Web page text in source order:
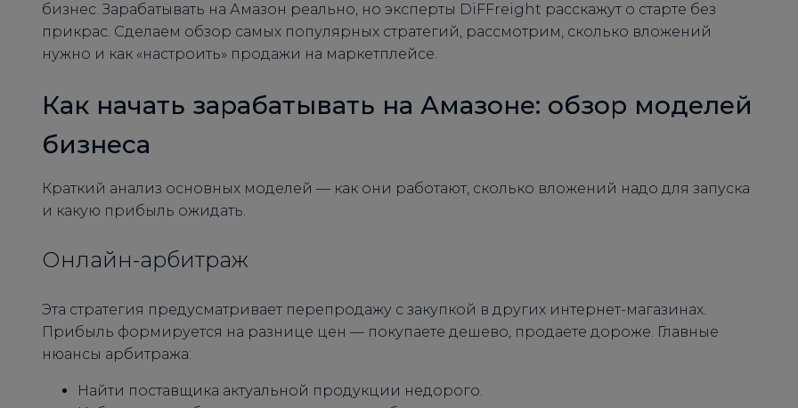
бизнес. Зарабатывать на Амазон реально, но эксперты DiFFreight расскажут о старте без
прикрас. Сделаем обзор самых популярных стратегий, рассмотрим, сколько вложений
нужно и как «настроить» продажи на маркетплейсе.
Как начать зарабатывать на Амазоне: обзор моделей
бизнеса
Краткий анализ основных моделей — как они работают, сколько вложений надо для запуска
и какую прибыль ожидать.
Онлайн-арбитраж
Эта стратегия предусматривает перепродажу с закупкой в других интернет-магазинах.
Прибыль формируется на разнице цен — покупаете дешево, продаете дороже. Главные
нюансы арбитража:
Найти поставщика актуальной продукции недорого.